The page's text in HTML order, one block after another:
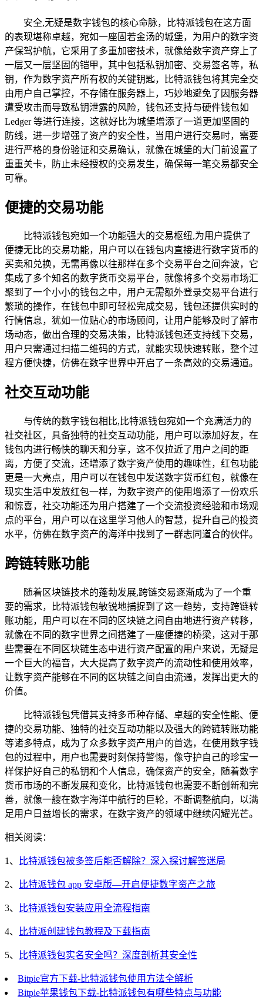
安全,无疑是数字钱包的核心命脉，比特派钱包在这方面
的表现堪称卓越，宛如一座固若金汤的城堡，为用户的数字资
产保驾护航，它采用了多重加密技术，就像给数字资产穿上了
一层又一层坚固的铠甲，其中包括私钥加密、交易签名等，私
钥，作为数字资产所有权的关键钥匙，比特派钱包将其完全交
由用户自己掌控，不存储在服务器上，巧妙地避免了因服务器
遭受攻击而导致私钥泄露的风险，钱包还支持与硬件钱包如
Ledger 等进行连接，这就好比为城堡增添了一道更加坚固的
防线，进一步增强了资产的安全性，当用户进行交易时，需要
进行严格的身份验证和交易确认，就像在城堡的大门前设置了
重重关卡，防止未经授权的交易发生，确保每一笔交易都安全
可靠。
便捷的交易功能
比特派钱包宛如一个功能强大的交易枢纽,为用户提供了
便捷无比的交易功能，用户可以在钱包内直接进行数字货币的
买卖和兑换，无需再像以往那样在多个交易平台之间奔波，它
集成了多个知名的数字货币交易平台，就像将多个交易市场汇
聚到了一个小小的钱包之中，用户无需额外登录交易平台进行
繁琐的操作，在钱包中即可轻松完成交易，钱包还提供实时的
行情信息，犹如一位贴心的市场顾问，让用户能够及时了解市
场动态，做出合理的交易决策，比特派钱包还支持线下交易，
用户只需通过扫描二维码的方式，就能实现快速转账，整个过
程方便快捷，仿佛在数字世界中开启了一条高效的交易通道。
社交互动功能
与传统的数字钱包相比,比特派钱包宛如一个充满活力的
社交社区，具备独特的社交互动功能，用户可以添加好友，在
钱包内进行畅快的聊天和分享，这不仅拉近了用户之间的距
离，方便了交流，还增添了数字资产使用的趣味性，红包功能
更是一大亮点，用户可以在钱包中发送数字货币红包，就像在
现实生活中发放红包一样，为数字资产的使用增添了一份欢乐
和惊喜，社交功能还为用户搭建了一个交流投资经验和市场观
点的平台，用户可以在这里学习他人的智慧，提升自己的投资
水平，仿佛在数字资产的海洋中找到了一群志同道合的伙伴。
跨链转账功能
随着区块链技术的蓬勃发展,跨链交易逐渐成为了一个重
要的需求，比特派钱包敏锐地捕捉到了这一趋势，支持跨链转
账功能，用户可以在不同的区块链之间自由地进行资产转移，
就像在不同的数字世界之间搭建了一座便捷的桥梁，这对于那
些需要在不同区块链生态中进行资产配置的用户来说，无疑是
一个巨大的福音，大大提高了数字资产的流动性和使用效率，
让数字资产能够在不同的区块链之间自由流通，发挥出更大的
价值。
比特派钱包凭借其支持多币种存储、卓越的安全性能、便
捷的交易功能、独特的社交互动功能以及强大的跨链转账功能
等诸多特点，成为了众多数字资产用户的首选，在使用数字钱
包的过程中，用户也需要时刻保持警惕，像守护自己的珍宝一
样保护好自己的私钥和个人信息，确保资产的安全，随着数字
货币市场的不断发展和变化，比特派钱包也需要不断创新和完
善，就像一艘在数字海洋中航行的巨轮，不断调整航向，以满
足用户日益增长的需求，在数字资产的领域中继续闪耀光芒。
相关阅读：
1、 比特派钱包被多签后能否解除？深入探讨解签迷局
2、 比特派钱包 app 安卓版—开启便捷数字资产之旅
3、 比特派钱包安装应用全流程指南
4、 比特派创建钱包教程及下载指南
5、 比特派钱包实名安全吗？深度剖析其安全性
Bitpie官方下载-比特派钱包使用方法全解析
Bitpie苹果钱包下载-比特派钱包有哪些特点与功能